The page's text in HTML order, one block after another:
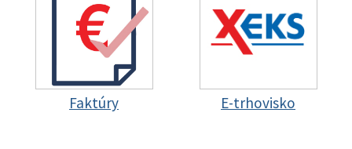
Faktúry E-trhovisko